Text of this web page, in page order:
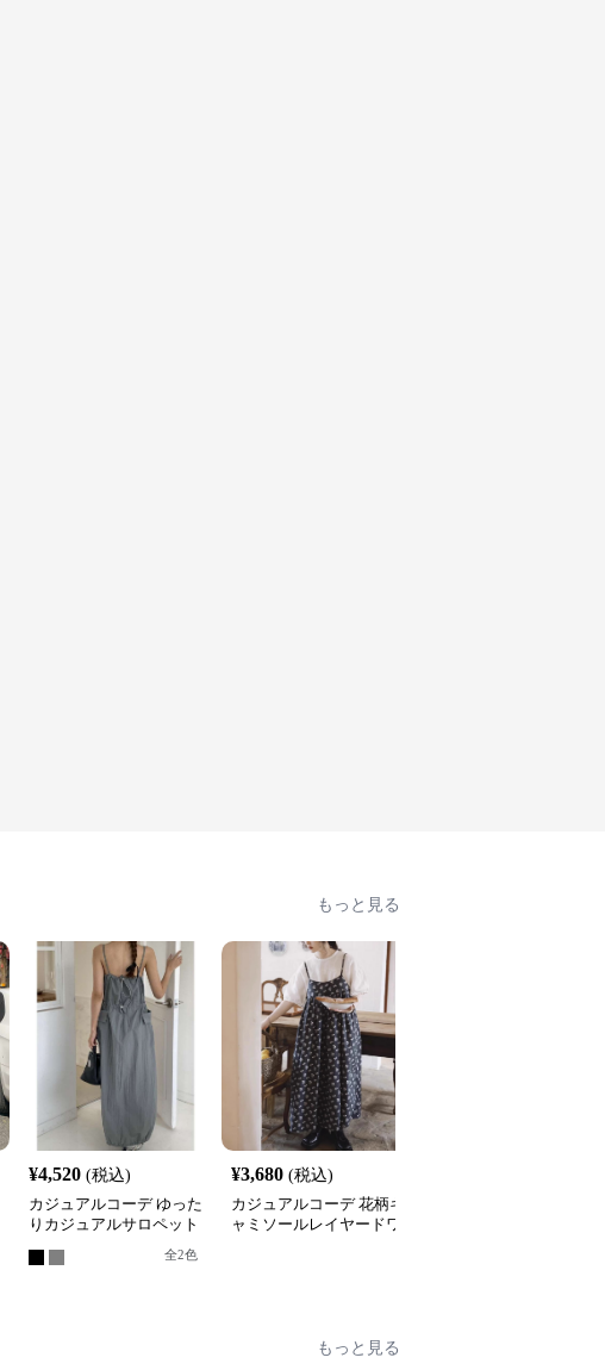
もっと見る
¥4,520 (税込)
カジュアルコーデ ゆった
りカジュアルサロペット
全2色
¥3,680 (税込)
カジュアルコーデ 花柄キ
ャミソールレイヤードワ
もっと見る